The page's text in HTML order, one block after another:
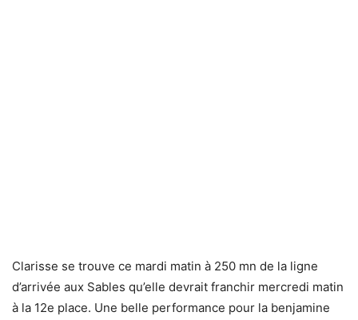
Clarisse se trouve ce mardi matin à 250 mn de la ligne
d’arrivée aux Sables qu’elle devrait franchir mercredi matin
à la 12e place. Une belle performance pour la benjamine